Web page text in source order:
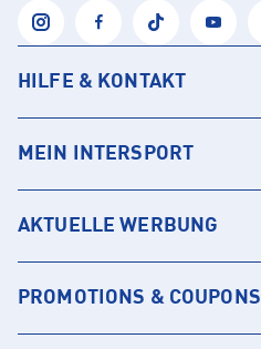
HILFE & KONTAKT
MEIN INTERSPORT
AKTUELLE WERBUNG
PROMOTIONS & COUPONS